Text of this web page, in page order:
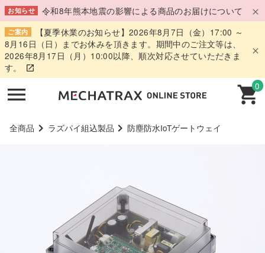
お知らせ 令和8年熊本地震の影響による商品のお届けについて
ご案内
【夏季休業のお知らせ】2026年8月7日（金）17:00 ～
8月16日（日）までお休みを頂きます。期間中のご注文等は、
2026年8月17日（月）10:00以降、順次対応させていただきま
す。
0
全商品 ラズパイ組込製品 防塵防水IoTゲートウェイ